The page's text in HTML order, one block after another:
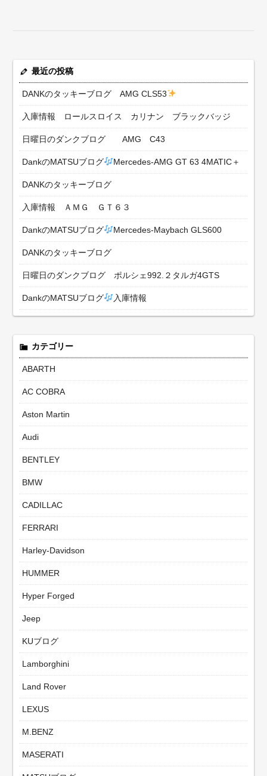
最近の投稿
DANKのタッキーブログ AMG CLS53
入庫情報 ロールスロイス カリナン ブラックバッジ
日曜日のダンクブログ AMG C43
DankのMATSUブログ Mercedes-AMG GT 63 4MATIC＋
DANKのタッキーブログ
入庫情報 ＡＭＧ ＧＴ６３
DankのMATSUブログ Mercedes-Maybach GLS600
DANKのタッキーブログ
日曜日のダンクブログ ポルシェ992.２タルガ4GTS
DankのMATSUブログ 入庫情報
カテゴリー
ABARTH
AC COBRA
Aston Martin
Audi
BENTLEY
BMW
CADILLAC
FERRARI
Harley-Davidson
HUMMER
Hyper Forged
Jeep
KUブログ
Lamborghini
Land Rover
LEXUS
M.BENZ
MASERATI